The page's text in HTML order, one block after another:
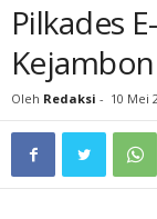
Pilkades
Oleh Redaksi - 10 Mei